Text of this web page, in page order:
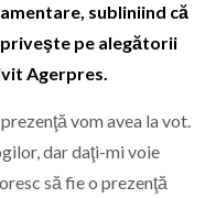
subliniind că
pe alegătorii
Agerpres.
vom avea la vot.
dar daţi-mi voie
să fie o prezenţă